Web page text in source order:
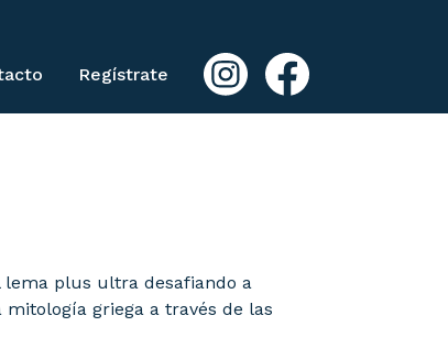
Regístrate
lema plus ultra desafiando a
griega a través de las